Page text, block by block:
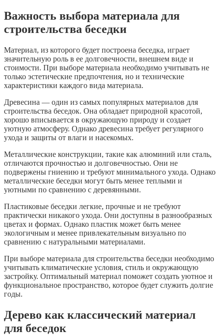
Важность выбора материала для
строительства беседки
Материал, из которого будет построена беседка, играет
значительную роль в ее долговечности, внешнем виде и
стоимости. При выборе материала необходимо учитывать не
только эстетические предпочтения, но и технические
характеристики каждого вида материала.
Древесина — один из самых популярных материалов для
строительства беседок. Она обладает природной красотой,
хорошо вписывается в окружающую природу и создает
уютную атмосферу. Однако древесина требует регулярного
ухода и защиты от влаги и насекомых.
Металлические конструкции, такие как алюминий или сталь,
отличаются прочностью и долговечностью. Они не
подвержены гниению и требуют минимального ухода. Однако
металлические беседки могут быть менее теплыми и
уютными по сравнению с деревянными.
Пластиковые беседки легкие, прочные и не требуют
практически никакого ухода. Они доступны в разнообразных
цветах и формах. Однако пластик может быть менее
экологичным и менее привлекательным визуально по
сравнению с натуральными материалами.
При выборе материала для строительства беседки необходимо
учитывать климатические условия, стиль и окружающую
застройку. Оптимальный материал поможет создать уютное и
функциональное пространство, которое будет служить долгие
годы.
Дерево как классический материал
для беседок